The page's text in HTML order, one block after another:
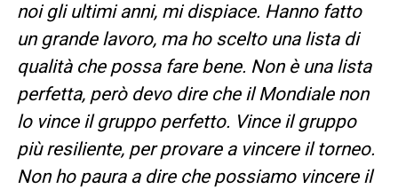
noi gli ultimi anni, mi dispiace. Hanno fatto
un grande lavoro, ma ho scelto una lista di
qualità che possa fare bene. Non è una lista
perfetta, però devo dire che il Mondiale non
lo vince il gruppo perfetto. Vince il gruppo
più resiliente, per provare a vincere il torneo.
Non ho paura a dire che possiamo vincere il